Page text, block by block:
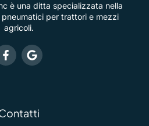
è una ditta specializzata nella
per trattori e mezzi
agricoli.